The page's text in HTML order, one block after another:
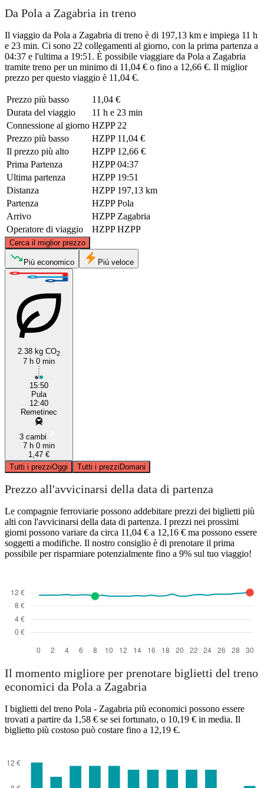
Da Pola a Zagabria in treno
Il viaggio da Pola a Zagabria di treno è di 197,13 km e impiega 11 h
e 23 min. Ci sono 22 collegamenti al giorno, con la prima partenza a
04:37 e l'ultima a 19:51. È possibile viaggiare da Pola a Zagabria
tramite treno per un minimo di 11,04 € o fino a 12,66 €. Il miglior
prezzo per questo viaggio è 11,04 €.
Prezzo più basso
11,04 €
Durata del viaggio
11 h e 23 min
Connessione al giorno HZPP 22
Prezzo più basso
HZPP 11,04 €
Il prezzo più alto
HZPP 12,66 €
Prima Partenza
HZPP 04:37
Ultima partenza
HZPP 19:51
Distanza
HZPP 197,13 km
Partenza
HZPP Pola
Arrivo
HZPP Zagabria
Operatore di viaggio
HZPP HZPP
Cerca il miglior prezzo
Pula, Istria
©
Più economico Più veloce
2.38 kg CO2
7 h 0 min
15:50
Pula
12:40
Remetinec
3 cambi
7 h 0 min
1,47 €
Tutti i prezziOggi Tutti i prezziDomani
Prezzo all'avvicinarsi della data di partenza
Le compagnie ferroviarie possono addebitare prezzi dei biglietti più
alti con l'avvicinarsi della data di partenza. I prezzi nei prossimi
giorni possono variare da circa 11,04 € a 12,16 € ma possono essere
soggetti a modifiche. Il nostro consiglio è di prenotare il prima
possibile per risparmiare potenzialmente fino a 9% sul tuo viaggio!
Il momento migliore per prenotare biglietti del treno
economici da Pola a Zagabria
I biglietti del treno Pola - Zagabria più economici possono essere
trovati a partire da 1,58 € se sei fortunato, o 10,19 € in media. Il
biglietto più costoso può costare fino a 12,19 €.